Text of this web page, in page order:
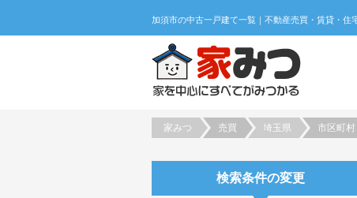
家みつ 売買 埼玉県 市区町村
検索条件の変更